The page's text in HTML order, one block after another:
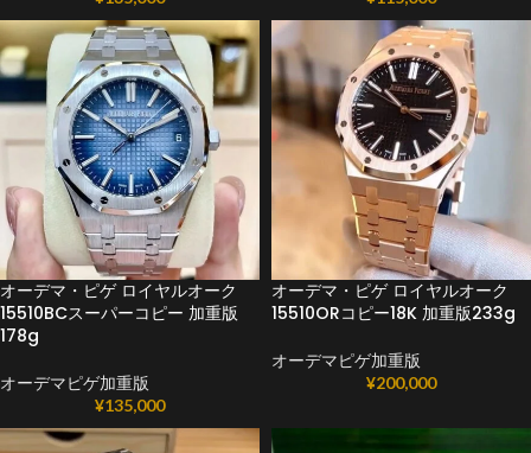
オーデマ・ピゲ ロイヤルオーク
15510BCスーパーコピー 加重版
178g
オーデマピゲ加重版
¥135,000
オーデマ・ピゲ ロイヤルオーク
15510ORコピー18K 加重版233g
オーデマピゲ加重版
¥200,000